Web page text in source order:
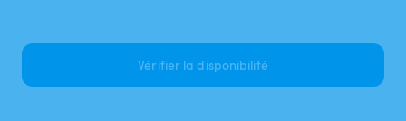
Vérifier la disponibilité